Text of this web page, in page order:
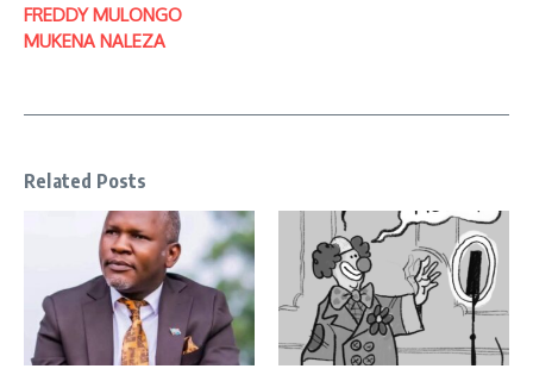
FREDDY MULONGO
MUKENA NALEZA
Related Posts